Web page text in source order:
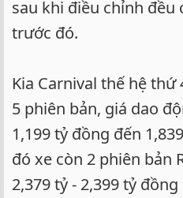
sau khi điều chỉnh đều
trước đó.
Kia Carnival thế hệ
5 phiên bản, giá dao
1,199 tỷ đồng đến
đó xe còn 2 phiên bản
2,379 tỷ - 2,399 tỷ